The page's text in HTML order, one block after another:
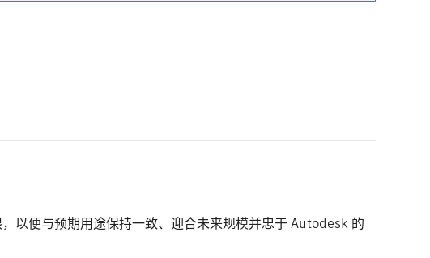
以便与预期用途保持一致、迎合未来规模并忠于 Autodesk 的